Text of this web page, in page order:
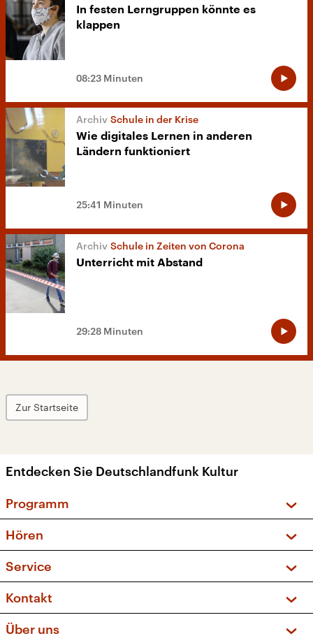
In festen Lerngruppen könnte es
klappen
08:23 Minuten
Schule in der Krise
Wie digitales Lernen in anderen
Ländern funktioniert
25:41 Minuten
Schule in Zeiten von Corona
Unterricht mit Abstand
29:28 Minuten
Zur Startseite
Entdecken Sie Deutschlandfunk Kultur
Programm
Sendungen und Podcasts
Musikliste
Kakadu – Das Kinderprogramm
Hören
Frequenzen (UKW + DAB+)
Service
FAQ
Apps
Newsletter
Kontakt
Über uns